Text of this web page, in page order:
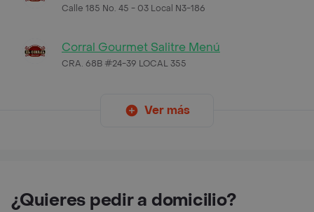
Calle 185 No. 45 - 03 Local N3-186
Corral Gourmet Salitre Menú
CRA. 68B #24-39 LOCAL 355
Ver más
¿Quieres pedir a domicilio?